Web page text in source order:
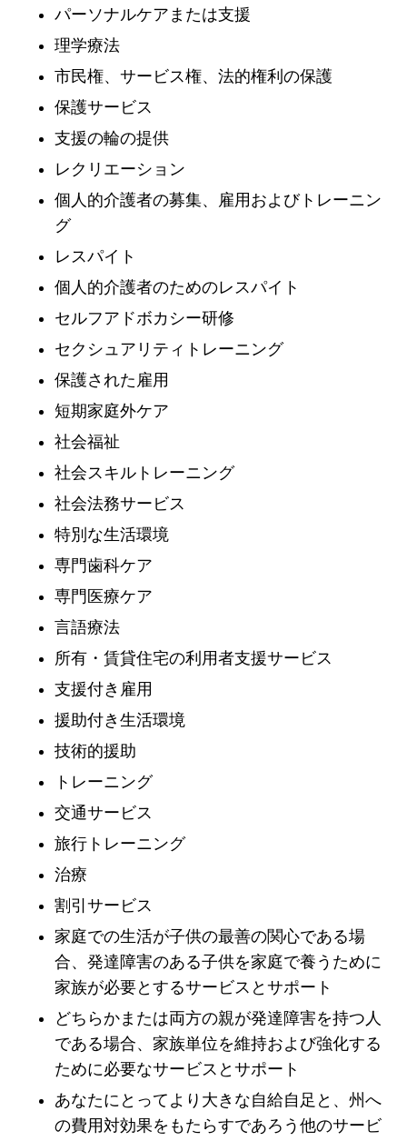
パーソナルケアまたは支援
理学療法
市民権、サービス権、法的権利の保護
保護サービス
支援の輪の提供
レクリエーション
個人的介護者の募集、雇用およびトレーニン
グ
レスパイト
個人的介護者のためのレスパイト
セルフアドボカシー研修
セクシュアリティトレーニング
保護された雇用
短期家庭外ケア
社会福祉
社会スキルトレーニング
社会法務サービス
特別な生活環境
専門歯科ケア
専門医療ケア
言語療法
所有・賃貸住宅の利用者支援サービス
支援付き雇用
援助付き生活環境
技術的援助
トレーニング
交通サービス
旅行トレーニング
治療
割引サービス
家庭での生活が子供の最善の関心である場
合、発達障害のある子供を家庭で養うために
家族が必要とするサービスとサポート
どちらかまたは両方の親が発達障害を持つ人
である場合、家族単位を維持および強化する
ために必要なサービスとサポート
あなたにとってより大きな自給自足と、州へ
の費用対効果をもたらすであろう他のサービ